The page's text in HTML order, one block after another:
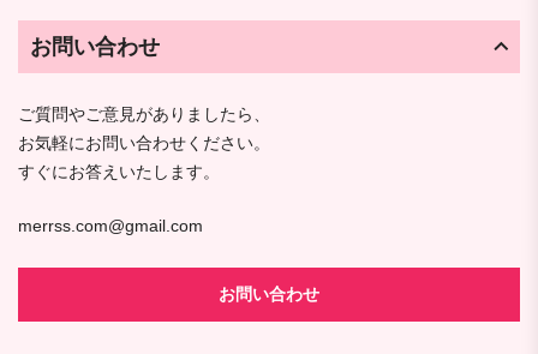
お問い合わせ
ご質問やご意見がありましたら、
お気軽にお問い合わせください。
すぐにお答えいたします。
merrss.com@gmail.com
お問い合わせ